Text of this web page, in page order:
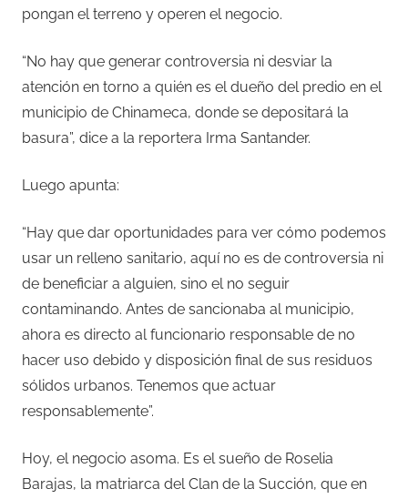
pongan el terreno y operen el negocio.
“No hay que generar controversia ni desviar la
atención en torno a quién es el dueño del predio en el
municipio de Chinameca, donde se depositará la
basura”, dice a la reportera Irma Santander.
Luego apunta:
“Hay que dar oportunidades para ver cómo podemos
usar un relleno sanitario, aquí no es de controversia ni
de beneficiar a alguien, sino el no seguir
contaminando. Antes de sancionaba al municipio,
ahora es directo al funcionario responsable de no
hacer uso debido y disposición final de sus residuos
sólidos urbanos. Tenemos que actuar
responsablemente”.
Hoy, el negocio asoma. Es el sueño de Roselia
Barajas, la matriarca del Clan de la Succión, que en